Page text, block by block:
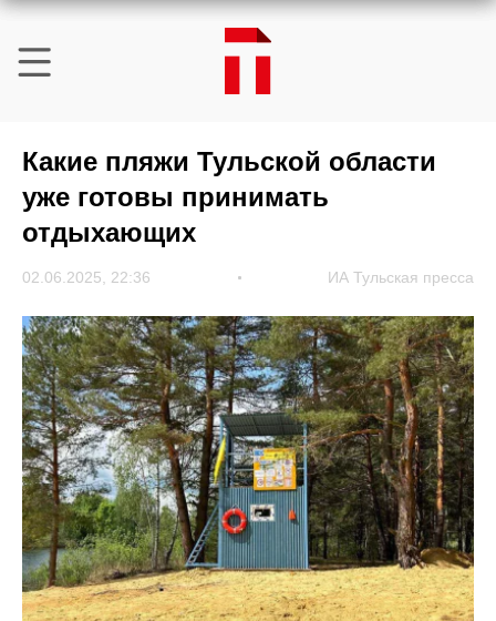
Какие пляжи Тульской области
уже готовы принимать
отдыхающих
02.06.2025, 22:36 ИА Тульская пресса